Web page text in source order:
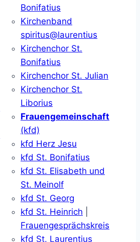
Bonifatius
Kirchenband
spiritus@laurentius
Kirchenchor St.
Bonifatius
Kirchenchor St. Julian
Kirchenchor St.
Liborius
Frauengemeinschaft
(kfd)
kfd Herz Jesu
kfd St. Bonifatius
kfd St. Elisabeth und
St. Meinolf
kfd St. Georg
kfd St. Heinrich
Frauengesprächskreis
kfd St. Laurentius